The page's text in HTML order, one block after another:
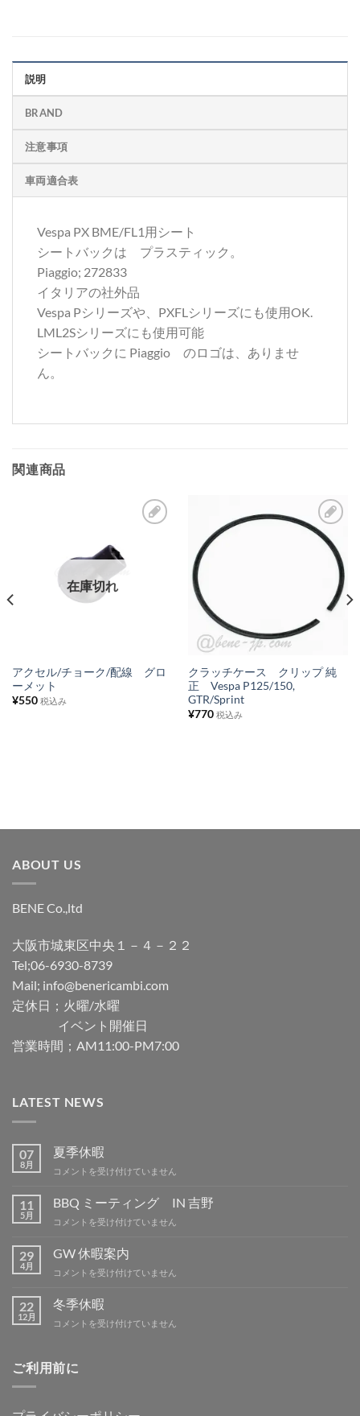
説明
BRAND
注意事項
車両適合表
Vespa PX BME/FL1用シート
シートバックは プラスティック。
Piaggio; 272833
イタリアの社外品
Vespa Pシリーズや、PXFLシリーズにも使用OK.
LML2Sシリーズにも使用可能
シートバックに Piaggio のロゴは、ありませ
ん。
関連商品
在庫切れ
アクセル/チョーク/配線 グロ
ーメット
¥550 税込み
り
クラッチケース クリップ 純
正 Vespa P125/150,
GTR/Sprint
¥770 税込み
ABOUT US
BENE Co.,ltd
大阪市城東区中央１－４－２２
Tel;06-6930-8739
Mail; info@benericambi.com
定休日；火曜/水曜
イベント開催日
営業時間；AM11:00-PM7:00
LATEST NEWS
07
8月
夏季休暇
夏
休
暇
は
コメントを受け付けていません
11
5月
BBQ ミーティング IN 吉野
BBQ
ー
テ
ィ
グ
吉
コメントを受け付けていません
29
4月
GW 休暇案内
GW
暇
案
内
コメントを受け付けていません
22
12月
冬季休暇
冬
暇
は
コメントを受け付けていません
ご利用前に